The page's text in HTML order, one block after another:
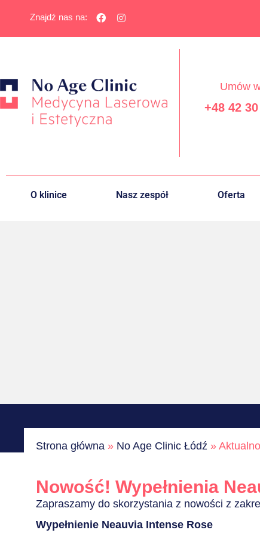
Znajdź nas na:
Umów
+48 42
O klinice Nasz zespół Oferta
Strona główna » No Age Clinic Łódź »
Nowość! Wypełnienia
Zapraszamy do skorzystania z nowości z
Wypełnienie Neauvia Intense Rose